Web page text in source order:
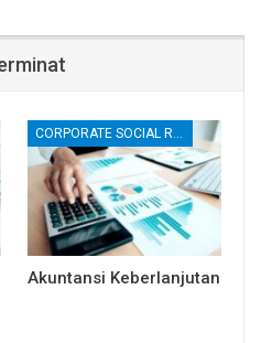
CORPORATE SOCIAL RESPONSIBILITY (CSR)
Akuntansi Keberlanjutan